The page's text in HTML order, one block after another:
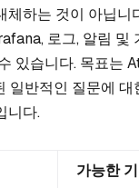
체하는 것이 아닙니
로그, 알림 및
있습니다. 목표는
일반적인 질문에 대
니다.
가능한